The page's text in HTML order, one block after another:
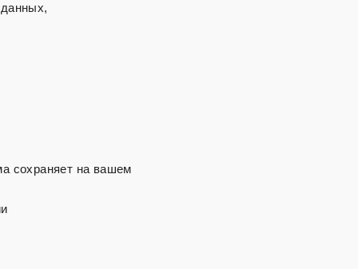
сохраняет на вашем